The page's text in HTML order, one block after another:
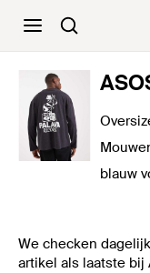
blauw
We checken
artikel als laatste bij